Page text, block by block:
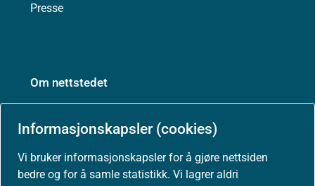
Informasjonskapsler (cookies)
Vi bruker informasjonskapsler for å gjøre nettsiden
bedre og for å samle statistikk. Vi lagrer aldri
Presse
Om nettstedet
Besøksstatistikk og informasjonskapsler